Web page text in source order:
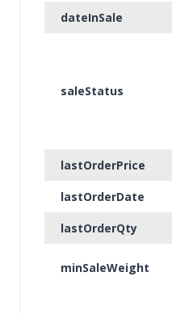
dateInSale
saleStatus
lastOrderPrice
lastOrderDate
lastOrderQty
minSaleWeight